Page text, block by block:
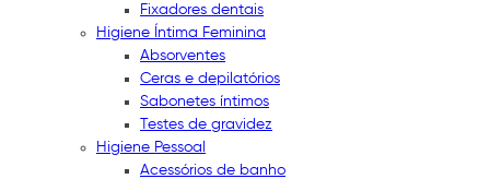
Fixadores dentais
Higiene Íntima Feminina
Absorventes
Ceras e depilatórios
Sabonetes íntimos
Testes de gravidez
Higiene Pessoal
Acessórios de banho